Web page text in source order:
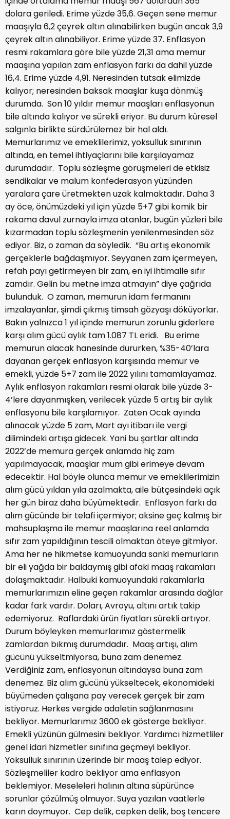
dolara geriledi. Erime yüzde 35,6. Geçen sene memur
maaşıyla 6,2 çeyrek altın alınabilirken bugün ancak 3,9
çeyrek altın alınabiliyor. Erime yüzde 37. Enflasyon
resmi rakamlara göre bile yüzde 21,31 ama memur
maaşına yapılan zam enflasyon farkı da dahil yüzde
16,4. Erime yüzde 4,91. Neresinden tutsak elimizde
kalıyor; neresinden baksak maaşlar kuşa dönmüş
durumda. Son 10 yıldır memur maaşları enflasyonun
bile altında kalıyor ve sürekli eriyor. Bu durum küresel
salgınla birlikte sürdürülemez bir hal aldı.
Memurlarımız ve emeklilerimiz, yoksulluk sınırının
altında, en temel ihtiyaçlarını bile karşılayamaz
durumdadır. Toplu sözleşme görüşmeleri de etkisiz
sendikalar ve malum konfederasyon yüzünden
yaralara çare üretmekten uzak kalmaktadır. Daha 3
ay öce, önümüzdeki yıl için yüzde 5+7 gibi komik bir
rakama davul zurnayla imza atanlar, bugün yüzleri bile
kızarmadan toplu sözleşmenin yenilenmesinden söz
ediyor. Biz, o zaman da söyledik. “Bu artış ekonomik
gerçeklerle bağdaşmıyor. Seyyanen zam içermeyen,
refah payı getirmeyen bir zam, en iyi ihtimalle sıfır
zamdır. Gelin bu metne imza atmayın” diye çağrıda
bulunduk. O zaman, memurun idam fermanını
imzalayanlar, şimdi çıkmış timsah gözyaşı döküyorlar.
Bakın yalnızca 1 yıl içinde memurun zorunlu giderlere
karşı alım gücü aylık tam 1.087 TL eridi. Bu erime
memurun alacak hanesinde dururken, %35-40’lara
dayanan gerçek enflasyon karşısında memur ve
emekli, yüzde 5+7 zam ile 2022 yılını tamamlayamaz.
Aylık enflasyon rakamları resmi olarak bile yüzde 3-
4’lere dayanmışken, verilecek yüzde 5 artış bir aylık
enflasyonu bile karşılamıyor. Zaten Ocak ayında
alınacak yüzde 5 zam, Mart ayı itibarı ile vergi
dilimindeki artışa gidecek. Yani bu şartlar altında
2022’de memura gerçek anlamda hiç zam
yapılmayacak, maaşlar mum gibi erimeye devam
edecektir. Hal böyle olunca memur ve emeklilerimizin
alım gücü yıldan yıla azalmakta, aile bütçesindeki açık
her gün biraz daha büyümektedir. Enflasyon farkı da
alım gücünde bir telafi içermiyor; aksine geç kalmış bir
mahsuplaşma ile memur maaşlarına reel anlamda
sıfır zam yapıldığının tescili olmaktan öteye gitmiyor.
Ama her ne hikmetse kamuoyunda sanki memurların
bir eli yağda bir baldaymış gibi afaki maaş rakamları
dolaşmaktadır. Halbuki kamuoyundaki rakamlarla
memurlarımızın eline geçen rakamlar arasında dağlar
kadar fark vardır. Doları, Avroyu, altını artık takip
edemiyoruz. Raflardaki ürün fiyatları sürekli artıyor.
Durum böyleyken memurlarımız göstermelik
zamlardan bıkmış durumdadır. Maaş artışı, alım
gücünü yükseltmiyorsa, buna zam denemez.
Verdiğiniz zam, enflasyonun altındaysa buna zam
denemez. Biz alım gücünü yükseltecek, ekonomideki
büyümeden çalışana pay verecek gerçek bir zam
istiyoruz. Herkes vergide adaletin sağlanmasını
bekliyor. Memurlarımız 3600 ek gösterge bekliyor.
Emekli yüzünün gülmesini bekliyor. Yardımcı hizmetliler
genel idari hizmetler sınıfına geçmeyi bekliyor.
Yoksulluk sınırının üzerinde bir maaş talep ediyor.
Sözleşmeliler kadro bekliyor ama enflasyon
beklemiyor. Meseleleri halının altına süpürünce
sorunlar çözülmüş olmuyor. Suya yazılan vaatlerle
karın doymuyor. Cep delik, cepken delik, boş tencere